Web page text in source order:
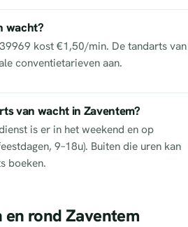
wacht?
kost €1,50/min. De tandarts van
conventietarieven aan.
van wacht in Zaventem?
is er in het weekend en op
9–18u). Buiten die uren kan
boeken.
rond Zaventem